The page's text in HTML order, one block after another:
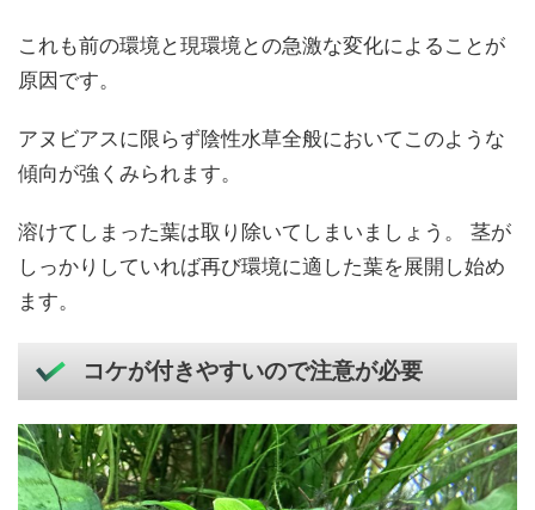
これも前の環境と現環境との急激な変化によることが
原因です。
アヌビアスに限らず陰性水草全般においてこのような
傾向が強くみられます。
溶けてしまった葉は取り除いてしまいましょう。 茎が
しっかりしていれば再び環境に適した葉を展開し始め
ます。
コケが付きやすいので注意が必要